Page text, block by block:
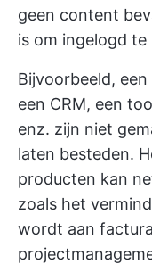
geen content
is om ingelogd te
Bijvoorbeeld,
een CRM, een
enz. zijn niet
laten besteden.
producten kan
zoals het
wordt aan